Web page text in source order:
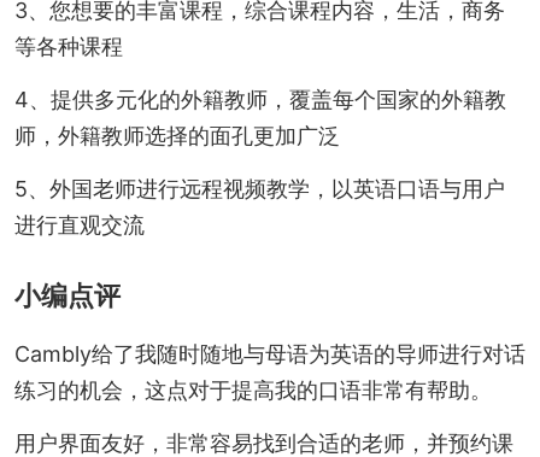
3、您想要的丰富课程，综合课程内容，生活，商务
等各种课程
4、提供多元化的外籍教师，覆盖每个国家的外籍教
师，外籍教师选择的面孔更加广泛
5、外国老师进行远程视频教学，以英语口语与用户
进行直观交流
小编点评
Cambly给了我随时随地与母语为英语的导师进行对话
练习的机会，这点对于提高我的口语非常有帮助。
用户界面友好，非常容易找到合适的老师，并预约课